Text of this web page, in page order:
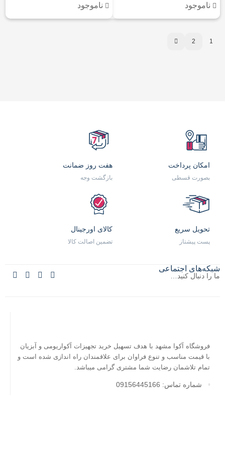
ناموجود ناموجود
1
2
امکان پرداخت
بصورت قسطی
هفت روز ضمانت
بازگشت وجه
تحویل سریع
پست پیشتاز
کالای اورجینال
تضمین اصالت کالا
شبکه‌های اجتماعی
ما را دنبال کنید…
فروشگاه آکوا مشهد با هدف تسهیل خرید تجهیزات آکواریومی و آبزیان
با قیمت مناسب و تنوع فراوان برای علاقمندان راه اندازی شده است و
تمام تلاشمان رضایت شما مشتری گرامی میباشد.
شماره تماس: 09156445166